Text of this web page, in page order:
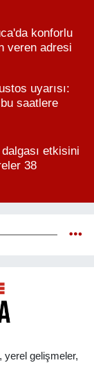
konforlu
veren adresi
uyarısı:
saatlere
etkisini
38
yerel gelişmeler,